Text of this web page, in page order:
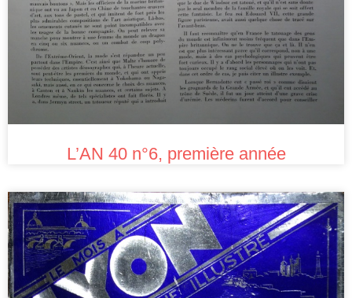
L’AN 40 n°6, première année